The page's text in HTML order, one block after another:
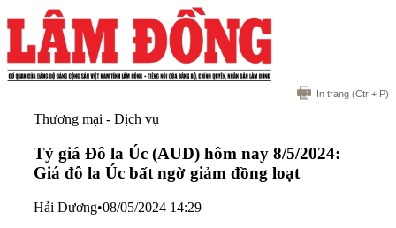
In trang (Ctr + P)
Thương mại - Dịch vụ
Tỷ giá Đô la Úc (AUD) hôm nay 8/5/2024:
Giá đô la Úc bất ngờ giảm đồng loạt
Hải Dương•08/05/2024 14:29